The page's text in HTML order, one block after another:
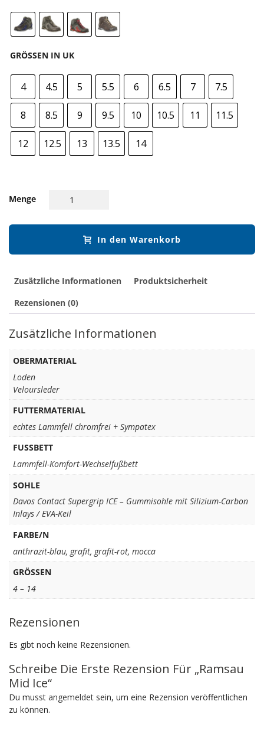
GRÖSSEN IN UK
4 4.5 5 5.5 6 6.5 7 7.5
8 8.5 9 9.5 10 10.5 11 11.5
12 12.5 13 13.5 14
Menge
In den Warenkorb
Zusätzliche Informationen
Produktsicherheit
Rezensionen (0)
Zusätzliche Informationen
OBERMATERIAL
Loden
Veloursleder
FUTTERMATERIAL
echtes Lammfell chromfrei + Sympatex
FUSSBETT
Lammfell-Komfort-Wechselfußbett
SOHLE
Davos Contact Supergrip ICE – Gummisohle mit Silizium-Carbon
Inlays / EVA-Keil
FARBE/N
anthrazit-blau, grafit, grafit-rot, mocca
GRÖSSEN
4 – 14
Rezensionen
Es gibt noch keine Rezensionen.
Schreibe Die Erste Rezension Für „Ramsau
Mid Ice“
Du musst angemeldet sein, um eine Rezension veröffentlichen
zu können.